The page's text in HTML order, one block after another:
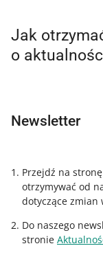
Jak
o
Newsletter
Przejdź na stronę
otrzymywać od
dotyczące zmian
Do naszego
stronie